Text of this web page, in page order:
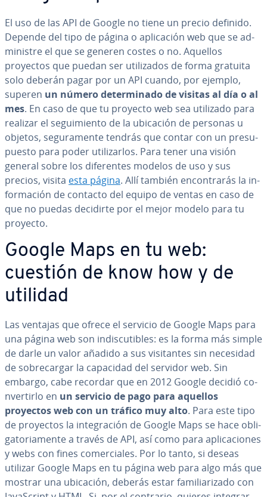
El uso de las API de Google no tiene un precio definido.
Depende del tipo de página o apli­ca­ción web que se ad­
mi­ni­s­tre el que se generen costes o no. Aquellos
proyectos que puedan ser uti­li­za­dos de forma gratuita
solo deberán pagar por un API cuando, por ejemplo,
superen un número de­te­r­mi­na­do de visitas al día o al
mes. En caso de que tu proyecto web sea utilizado para
realizar el se­gui­mie­n­to de la ubicación de personas u
objetos, se­gu­ra­me­n­te tendrás que contar con un pre­su­
pue­s­to para poder uti­li­zar­los. Para tener una visión
general sobre los di­fe­re­n­tes modelos de uso y sus
precios, visita esta página. Allí también en­co­n­tra­rás la in­
fo­r­ma­ción de contacto del equipo de ventas en caso de
que no puedas decidirte por el mejor modelo para tu
proyecto.
Google Maps en tu web:
cuestión de know how y de
utilidad
Las ventajas que ofrece el servicio de Google Maps para
una página web son in­di­s­cu­ti­bles: es la forma más simple
de darle un valor añadido a sus vi­si­ta­n­tes sin necesidad
de so­bre­ca­r­gar la capacidad del servidor web. Sin
embargo, cabe recordar que en 2012 Google decidió co­
n­ve­r­ti­r­lo en un servicio de pago para aquellos
proyectos web con un tráfico muy alto. Para este tipo
de proyectos la in­te­gra­ción de Google Maps se hace obli­
ga­to­ria­me­n­te a través de API, así como para apli­ca­cio­nes
y webs con fines co­me­r­cia­les. Por lo tanto, si deseas
utilizar Google Maps en tu página web para algo más que
mostrar una ubicación, deberás estar fa­mi­lia­ri­za­do con